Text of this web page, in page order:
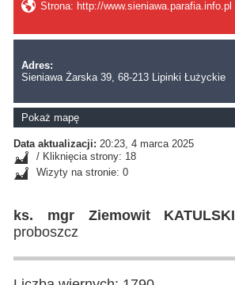
Strona: http://www.sieniawa.parafia.info.pl
Adres:
Sieniawa Żarska 39, 68-213 Lipinki Łużyckie
Pokaż mapę
Data aktualizacji: 20:23, 4 marca 2025
/ Kliknięcia strony: 18
Wizyty na stronie: 0
ks. mgr Ziemowit KATULSKI
proboszcz